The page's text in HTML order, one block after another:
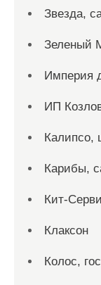
Звезда,
Зеленый
Империя
ИП
Калипсо,
Карибы,
Кит-
Клаксон
Колос,